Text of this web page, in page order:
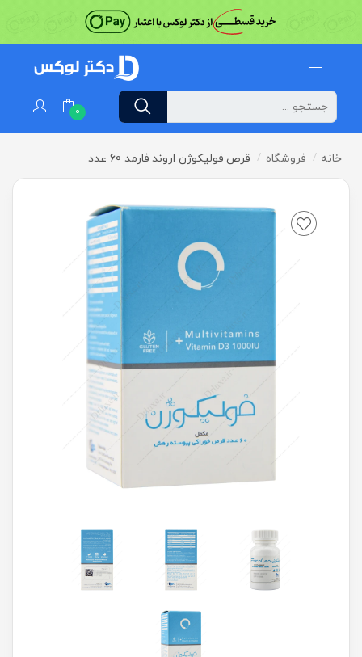
0
خانه فروشگاه قرص فولیکوژن اروند فارمد 60 عدد